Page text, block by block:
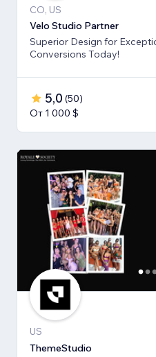
CO, US
Velo Studio Partner
Superior Design for
Conversions Today!
5,0 (50)
От 1 000 $
US
ThemeStudio